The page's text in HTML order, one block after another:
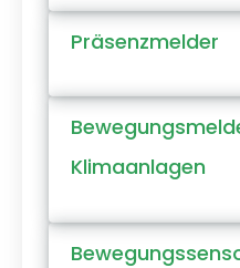
Präsenzmelder
Klimaanlagen